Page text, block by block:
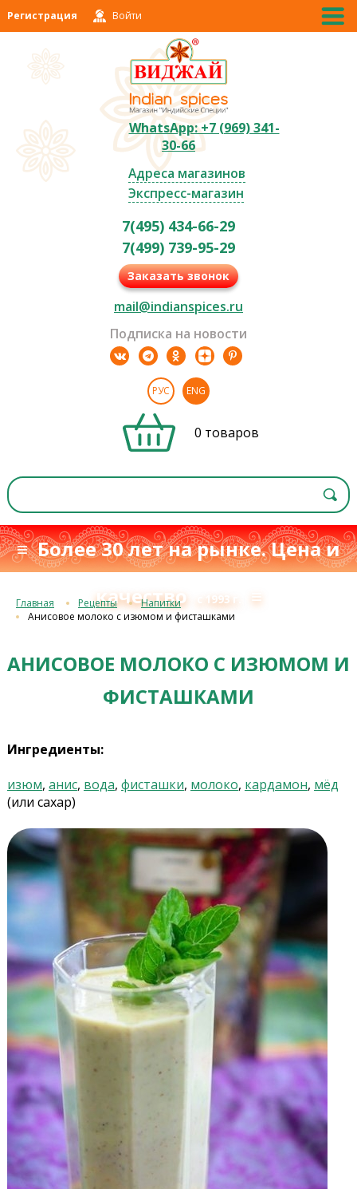
Регистрация Войти
WhatsApp: +7 (969) 341-
30-66
Адреса магазинов
Экспресс-магазин
7(495) 434-66-29
7(499) 739-95-29
Заказать звонок
mail@indianspices.ru
Подписка на новости
РУС ENG
0 товаров
≡ Более 30 лет на рынке. Цена и
качество
с 1993 г. ≡
Главная Рецепты
Напитки
Анисовое молоко с изюмом и фисташками
АНИСОВОЕ МОЛОКО С ИЗЮМОМ И
ФИСТАШКАМИ
Ингредиенты:
изюм, анис, вода, фисташки, молоко, кардамон, мёд
(или сахар)